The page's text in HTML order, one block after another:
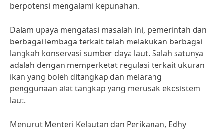
berpotensi mengalami kepunahan.
Dalam upaya mengatasi masalah ini, pemerintah dan
berbagai lembaga terkait telah melakukan berbagai
langkah konservasi sumber daya laut. Salah satunya
adalah dengan memperketat regulasi terkait ukuran
ikan yang boleh ditangkap dan melarang
penggunaan alat tangkap yang merusak ekosistem
laut.
Menurut Menteri Kelautan dan Perikanan, Edhy